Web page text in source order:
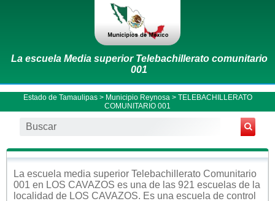
La escuela Media superior Telebachillerato comunitario
001
Estado de Tamaulipas> Municipio Reynosa > TELEBACHILLERATO
COMUNITARIO 001
La escuela media superior Telebachillerato Comunitario
001 en LOS CAVAZOS es una de las 921 escuelas de la
localidad de LOS CAVAZOS. Es una escuela de control